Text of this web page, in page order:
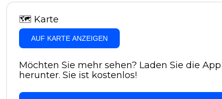
🗺 Karte
AUF KARTE ANZEIGEN
Möchten Sie mehr sehen? Laden Sie die App
herunter. Sie ist kostenlos!